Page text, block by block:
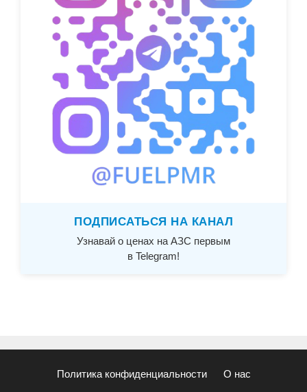
ПОДПИСАТЬСЯ НА КАНАЛ
Узнавай о ценах на АЗС первым
в Telegram!
Политика конфиденциальности О нас